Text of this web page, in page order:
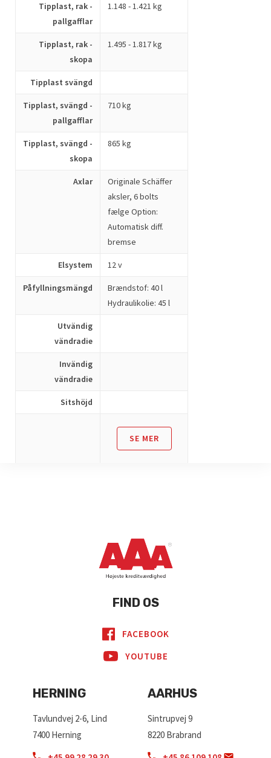
Tipplast, rak -
pallgafflar
1.148 - 1.421 kg
Tipplast, rak -
skopa
1.495 - 1.817 kg
Tipplast svängd
Tipplast, svängd -
pallgafflar
710 kg
Tipplast, svängd -
skopa
865 kg
Axlar
Originale Schäffer
aksler, 6 bolts
fælge Option:
Automatisk diff.
bremse
Elsystem 12 v
Påfyllningsmängd
Brændstof: 40 l
Hydraulikolie: 45 l
Utvändig
vändradie
Invändig
vändradie
Sitshöjd
SE MER
FIND OS
FACEBOOK
YOUTUBE
HERNING
Tavlundvej 2-6, Lind
7400 Herning
AARHUS
Sintrupvej 9
8220 Brabrand